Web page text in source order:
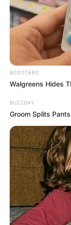
FILM FILM
BOOSTARO
Walgreens Hides
BUZZDAY
Groom Splits